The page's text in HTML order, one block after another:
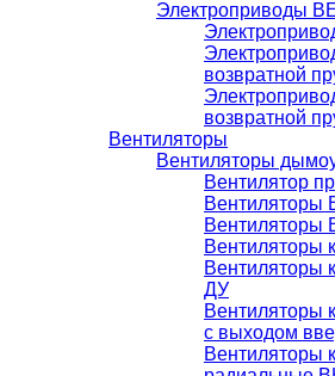
Электроприводы
возвратной
возвратной
Вентиляторы
Вентиляторы
Вентилятор
Вентиляторы
Вентиляторы
ДУ
с выходом
Вентиляторы